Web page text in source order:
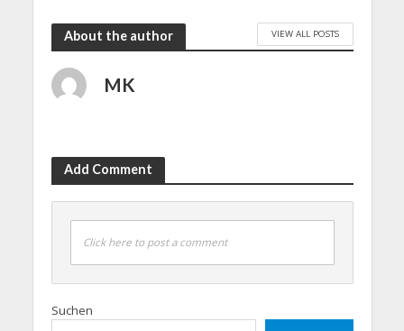
About the author VIEW ALL POSTS
MK
Add Comment
Click here to post a comment
Suchen